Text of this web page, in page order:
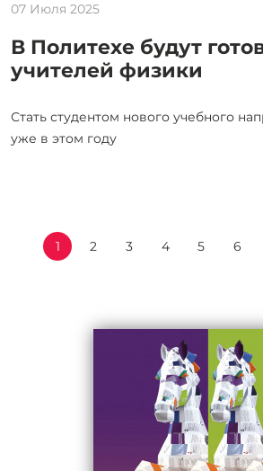
07 Июля 2025
В Политехе будут
учителей физики
Стать студентом нового учебного
уже в этом году
1 2 3 4 5 6